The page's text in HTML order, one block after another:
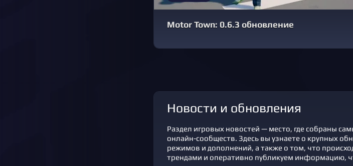
Motor Town: 0.6.3 обновление
новости и обновления
Раздел игровых новостей — место, где собраны
онлайн-сообществ. Здесь вы узнаете о крупных
режимов и дополнений, а также о том, что
трендами и оперативно публикуем информацию,